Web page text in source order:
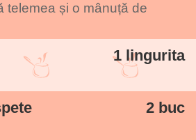
telemea și o mânuță de
1 lingurita
2 buc